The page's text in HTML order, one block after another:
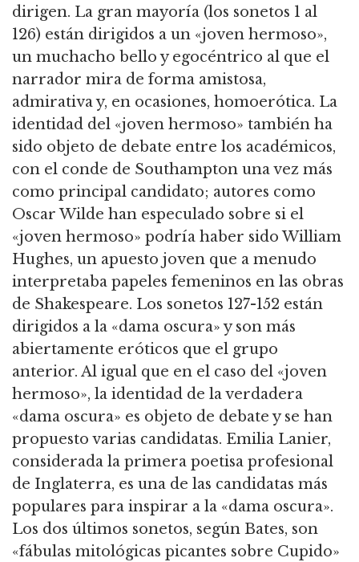
dirigen. La gran mayoría (los sonetos 1 al
126) están dirigidos a un «joven hermoso»,
un muchacho bello y egocéntrico al que el
narrador mira de forma amistosa,
admirativa y, en ocasiones, homoerótica. La
identidad del «joven hermoso» también ha
sido objeto de debate entre los académicos,
con el conde de Southampton una vez más
como principal candidato; autores como
Oscar Wilde han especulado sobre si el
«joven hermoso» podría haber sido William
Hughes, un apuesto joven que a menudo
interpretaba papeles femeninos en las obras
de Shakespeare. Los sonetos 127-152 están
dirigidos a la «dama oscura» y son más
abiertamente eróticos que el grupo
anterior. Al igual que en el caso del «joven
hermoso», la identidad de la verdadera
«dama oscura» es objeto de debate y se han
propuesto varias candidatas. Emilia Lanier,
considerada la primera poetisa profesional
de Inglaterra, es una de las candidatas más
populares para inspirar a la «dama oscura».
Los dos últimos sonetos, según Bates, son
«fábulas mitológicas picantes sobre Cupido»